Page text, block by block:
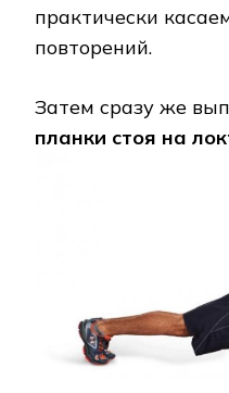
практически
повторений.
Затем сразу же
планки стоя на